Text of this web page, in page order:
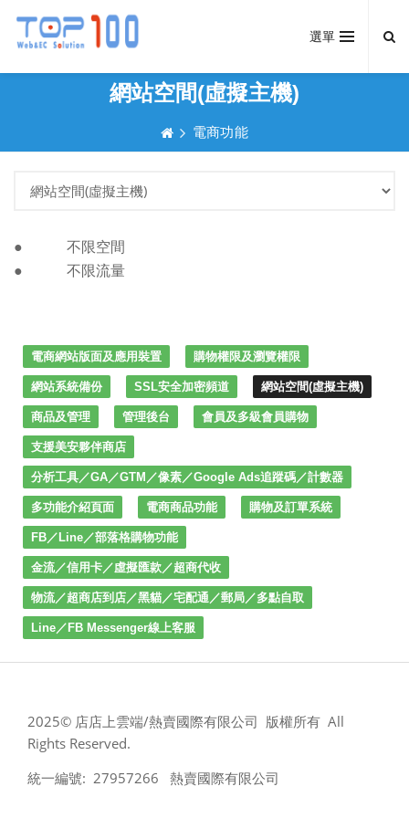
選單
網站空間(虛擬主機)
電商功能
● 不限空間
● 不限流量
電商網站版面及應用裝置 購物權限及瀏覽權限
網站系統備份 SSL安全加密頻道 網站空間(虛擬主機)
商品及管理 管理後台 會員及多級會員購物
支援美安夥伴商店
分析工具／GA／GTM／像素／Google Ads追蹤碼／計數器
多功能介紹頁面 電商商品功能 購物及訂單系統
FB／Line／部落格購物功能
金流／信用卡／虛擬匯款／超商代收
物流／超商店到店／黑貓／宅配通／郵局／多點自取
Line／FB Messenger線上客服
2025© 店店上雲端/熱賣國際有限公司 版權所有 All
Rights Reserved.
統一編號: 27957266 熱賣國際有限公司